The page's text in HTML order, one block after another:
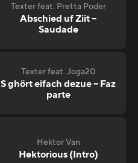
Texter feat. Pretta Poder
Abschied uf Ziit –
Saudade
Texter feat. Joga20
S ghört eifach dezue – Faz
parte
Hektor Van
Hektorious (Intro)